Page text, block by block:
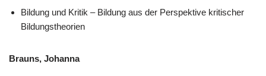
Bildung und Kritik – Bildung aus der Perspektive kritischer
Bildungstheorien
Brauns, Johanna